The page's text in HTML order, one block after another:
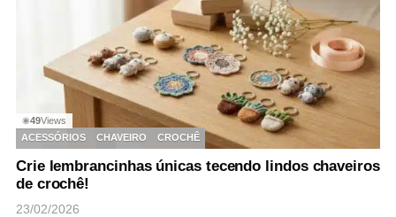
◉49Views
ACESSÓRIOS
CHAVEIRO CROCHÊ
Crie lembrancinhas únicas tecendo lindos chaveiros
de crochê!
23/02/2026